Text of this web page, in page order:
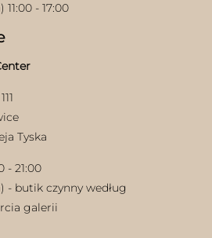
- 17:00
Tyska
- 21:00
- butik czynny według
galerii